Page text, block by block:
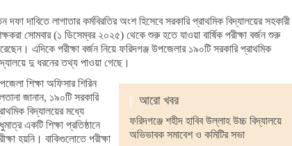
দফা দাবিতে লাগাতার কর্মবিরতির অংশ হিসেবে সরকারি প্রাথমিক বিদ্যালয়ের সহকারী
সোমবার (১ ডিসেম্বর ২০২৫) থেকে শুরু হতে যাওয়া বার্ষিক পরীক্ষা বর্জন শুরু
এদিকে পরীক্ষা বর্জন নিয়ে ফরিদগঞ্জ উপজেলার ১৯০টি সরকারি প্রাথমিক
দু ধরনের তথ্য পাওয়া গেছে।
| আরো খবর
ফরিদগঞ্জে শহীদ হাবিব উল্লাহ উচ্চ বিদ্যালয়ে
অভিভাবক সমাবেশ ও কমিটির সভা
শিক্ষা অফিসার শিরিন
জানান, ১৯০টি সরকারি
বিদ্যালয়ের মধ্যে
একটি শিক্ষা প্রতিষ্ঠানে
হয়নি। বাকিগুলোতে পরীক্ষা